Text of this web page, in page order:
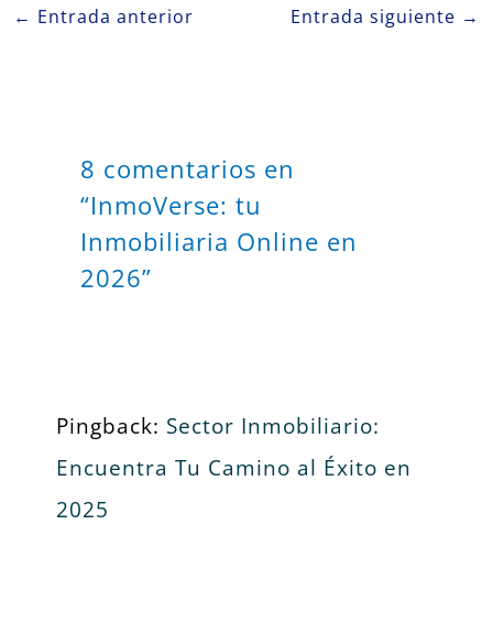
← Entrada anterior Entrada siguiente →
8 comentarios en
“InmoVerse: tu
Inmobiliaria Online en
2026”
Pingback: Sector Inmobiliario:
Encuentra Tu Camino al Éxito en
2025